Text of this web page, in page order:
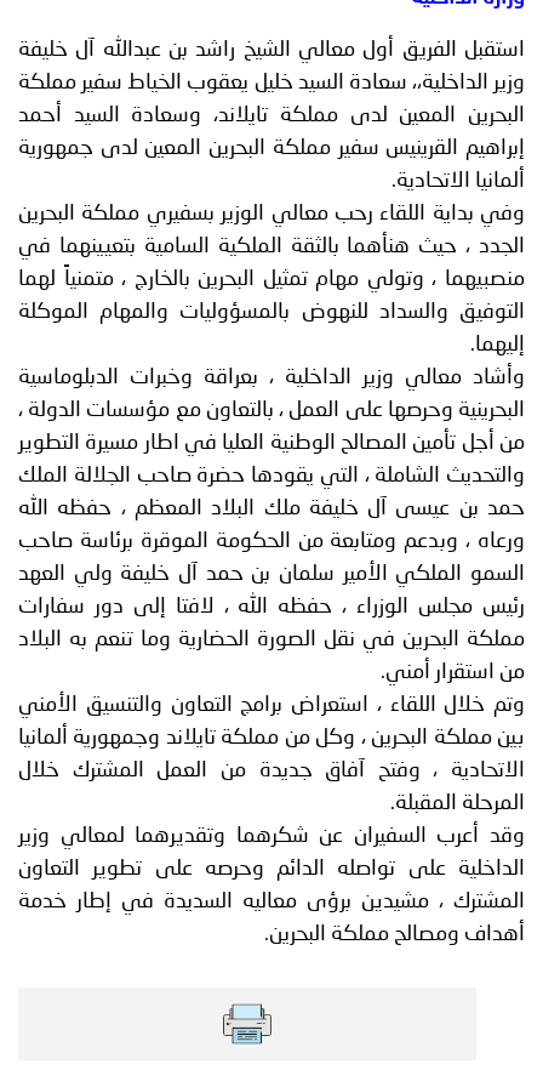
استقبل الفريق أول معالي الشيخ راشد بن عبدالله آل خليفة
وزير الداخلية،، سعادة السيد خليل يعقوب الخياط سفير مملكة
البحرين المعين لدى مملكة تايلاند، وسعادة السيد أحمد
إبراهيم القرينيس سفير مملكة البحرين المعين لدى جمهورية
ألمانيا الاتحادية.
وفي بداية اللقاء رحب معالي الوزير بسفيري مملكة البحرين
الجدد ، حيث هنأهما بالثقة الملكية السامية بتعيينهما في
منصبيهما ، وتولي مهام تمثيل البحرين بالخارج ، متمنياً لهما
التوفيق والسداد للنهوض بالمسؤوليات والمهام الموكلة
إليهما.
وأشاد معالي وزير الداخلية ، بعراقة وخبرات الدبلوماسية
البحرينية وحرصها على العمل ، بالتعاون مع مؤسسات الدولة ،
من أجل تأمين المصالح الوطنية العليا في اطار مسيرة التطوير
والتحديث الشاملة ، التي يقودها حضرة صاحب الجلالة الملك
حمد بن عيسى آل خليفة ملك البلاد المعظم ، حفظه الله
ورعاه ، وبدعم ومتابعة من الحكومة الموقرة برئاسة صاحب
السمو الملكي الأمير سلمان بن حمد آل خليفة ولي العهد
رئيس مجلس الوزراء ، حفظه الله ، لافتا إلى دور سفارات
مملكة البحرين في نقل الصورة الحضارية وما تنعم به البلاد
من استقرار أمني.
وتم خلال اللقاء ، استعراض برامج التعاون والتنسيق الأمني
بين مملكة البحرين ، وكل من مملكة تايلاند وجمهورية ألمانيا
الاتحادية ، وفتح آفاق جديدة من العمل المشترك خلال
المرحلة المقبلة.
وقد أعرب السفيران عن شكرهما وتقديرهما لمعالي وزير
الداخلية على تواصله الدائم وحرصه على تطوير التعاون
المشترك ، مشيدين برؤى معاليه السديدة في إطار خدمة
أهداف ومصالح مملكة البحرين.